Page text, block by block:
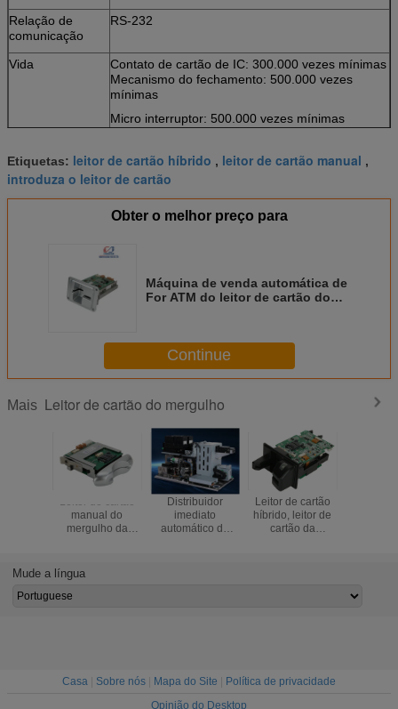
Relação de
comunicação
RS-232
Vida
Contato de cartão de IC: 300.000 vezes mínimas
Mecanismo do fechamento: 500.000 vezes
mínimas
Micro interruptor: 500.000 vezes mínimas
somente)
Armazenamento: - 25℃~80℃/0 ~ RH de 95%
Etiquetas: leitor de cartão híbrido , leitor de cartão manual ,
introduza o leitor de cartão
Obter o melhor preço para
Máquina de venda automática de
For ATM do leitor de cartão do
Continue
Mais Leitor de cartão do mergulho
Leitor de cartão
manual do
mergulho da
Distribuidor
imediato
automático do
Leitor de cartão
híbrido, leitor de
cartão da
Mude a língua
Casa Sobre nós Mapa do Site
Política de privacidade
Opinião do Desktop